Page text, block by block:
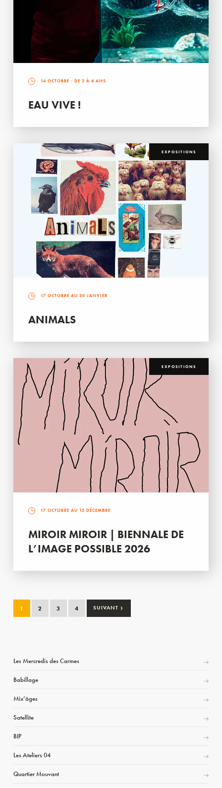
14 OCTOBRE - DE 2 À 4 ANS
EAU VIVE !
EXPOSITIONS
17 OCTOBRE AU 30 JANVIER
ANIMALS
EXPOSITIONS
17 OCTOBRE AU 13 DÉCEMBRE
MIROIR MIROIR | BIENNALE DE
L’IMAGE POSSIBLE 2026
1 2 3 4 SUIVANT ›
Les Mercredis des Carmes
Babillage
Mix’âges
Satellite
BIP
Les Ateliers 04
Quartier Mouvant